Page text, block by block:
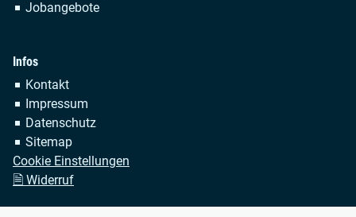
Jobangebote
Infos
Navigation
überspringen
Kontakt
Impressum
Datenschutz
Sitemap
Cookie Einstellungen
🗎 Widerruf